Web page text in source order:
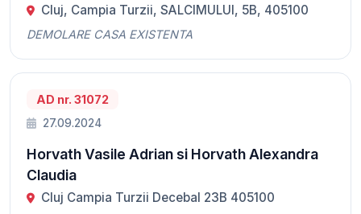
Cluj, Campia Turzii, SALCIMULUI, 5B, 405100
DEMOLARE CASA EXISTENTA
AD nr. 31072
27.09.2024
Horvath Vasile Adrian si Horvath Alexandra
Claudia
Cluj Campia Turzii Decebal 23B 405100